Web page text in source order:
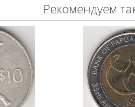
Рекомендуем